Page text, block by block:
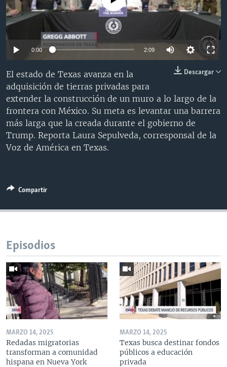
VENEZUELA
NICARAGUA
ECONOMÍA
ENTRETENIMIENTO Y CULTURA
TECNOLOGÍA
CIENCIA Y SALUD
MULTIMEDIA
FOTOGRAFÍA
PROGRAMAS TV
EL MUNDO AL DÍA
VISIÓN 360
LAS CLAVES
PANORAMA
RADIO
AUDIONOTICIAS
BUENOS DÍAS AMÉRICA
ESTADOS UNIDOS AL DÍA
EL MUNDO AL DÍA [RADIO]
NOTA ECONÓMICA
ENTRETENIMIENTO
DOCUMENTALES DE LA VOA
Learning English
SÍGANOS
0:00 2:09
Descargar
El estado de Texas avanza en la
adquisición de tierras privadas para
extender la construcción de un muro a lo largo de la
frontera con México. Su meta es levantar una barrera
más larga que la creada durante el gobierno de
Trump. Reporta Laura Sepulveda, corresponsal de la
Voz de América en Texas.
Compartir
Episodios
MARZO 14, 2025
Redadas migratorias
transforman a comunidad
hispana en Nueva York
MARZO 14, 2025
Texas busca destinar fondos
públicos a educación
privada